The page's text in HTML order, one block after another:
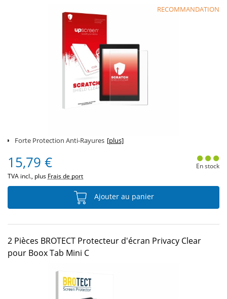
RECOMMANDATION
Forte Protection Anti-Rayures [plus]
15,79 €
TVA incl., plus Frais de port
En stock
Ajouter au panier
2 Pièces BROTECT Protecteur d'écran Privacy Clear
pour Boox Tab Mini C